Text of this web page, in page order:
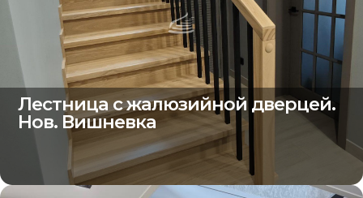
Лестница с жалюзийной дверцей.
Нов. Вишневка